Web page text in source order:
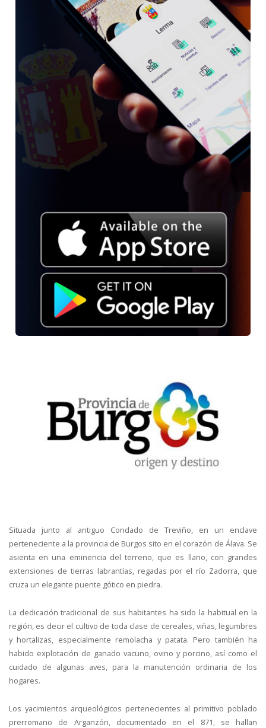
Situada junto al antiguo Condado de Treviño, en un enclave
perteneciente a la provincia de Burgos sito en el corazón de Álava. Se
asienta en una eminencia del terreno, que es llano, con grandes
extensiones de tierras labrantías, regadas por el río Zadorra, que
cruza un elegante puente gótico en piedra.
La dedicación tradicional de sus habitantes ha sido la habitual en la
región, es decir el cultivo de toda clase de cereales, viñas, legumbres
y hortalizas, especialmente remolacha y patata. Pero también ha
habido explotación de ganado vacuno, ovino y porcino, así como el
cuidado de algunas aves, para la manutención ordinaria de los
hogares.
Los yacimientos arqueológicos pertenecientes al primitivo poblado
prerromano de Arganzón, documentado en el 871, se hallan